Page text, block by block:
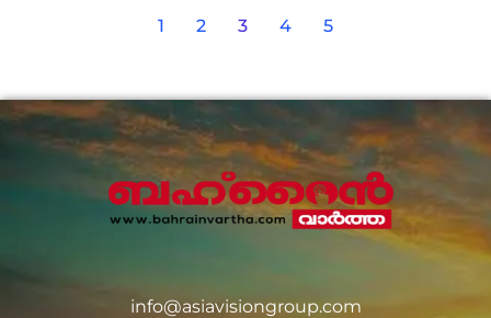
1 2 3 4 5
info@asiavisiongroup.com